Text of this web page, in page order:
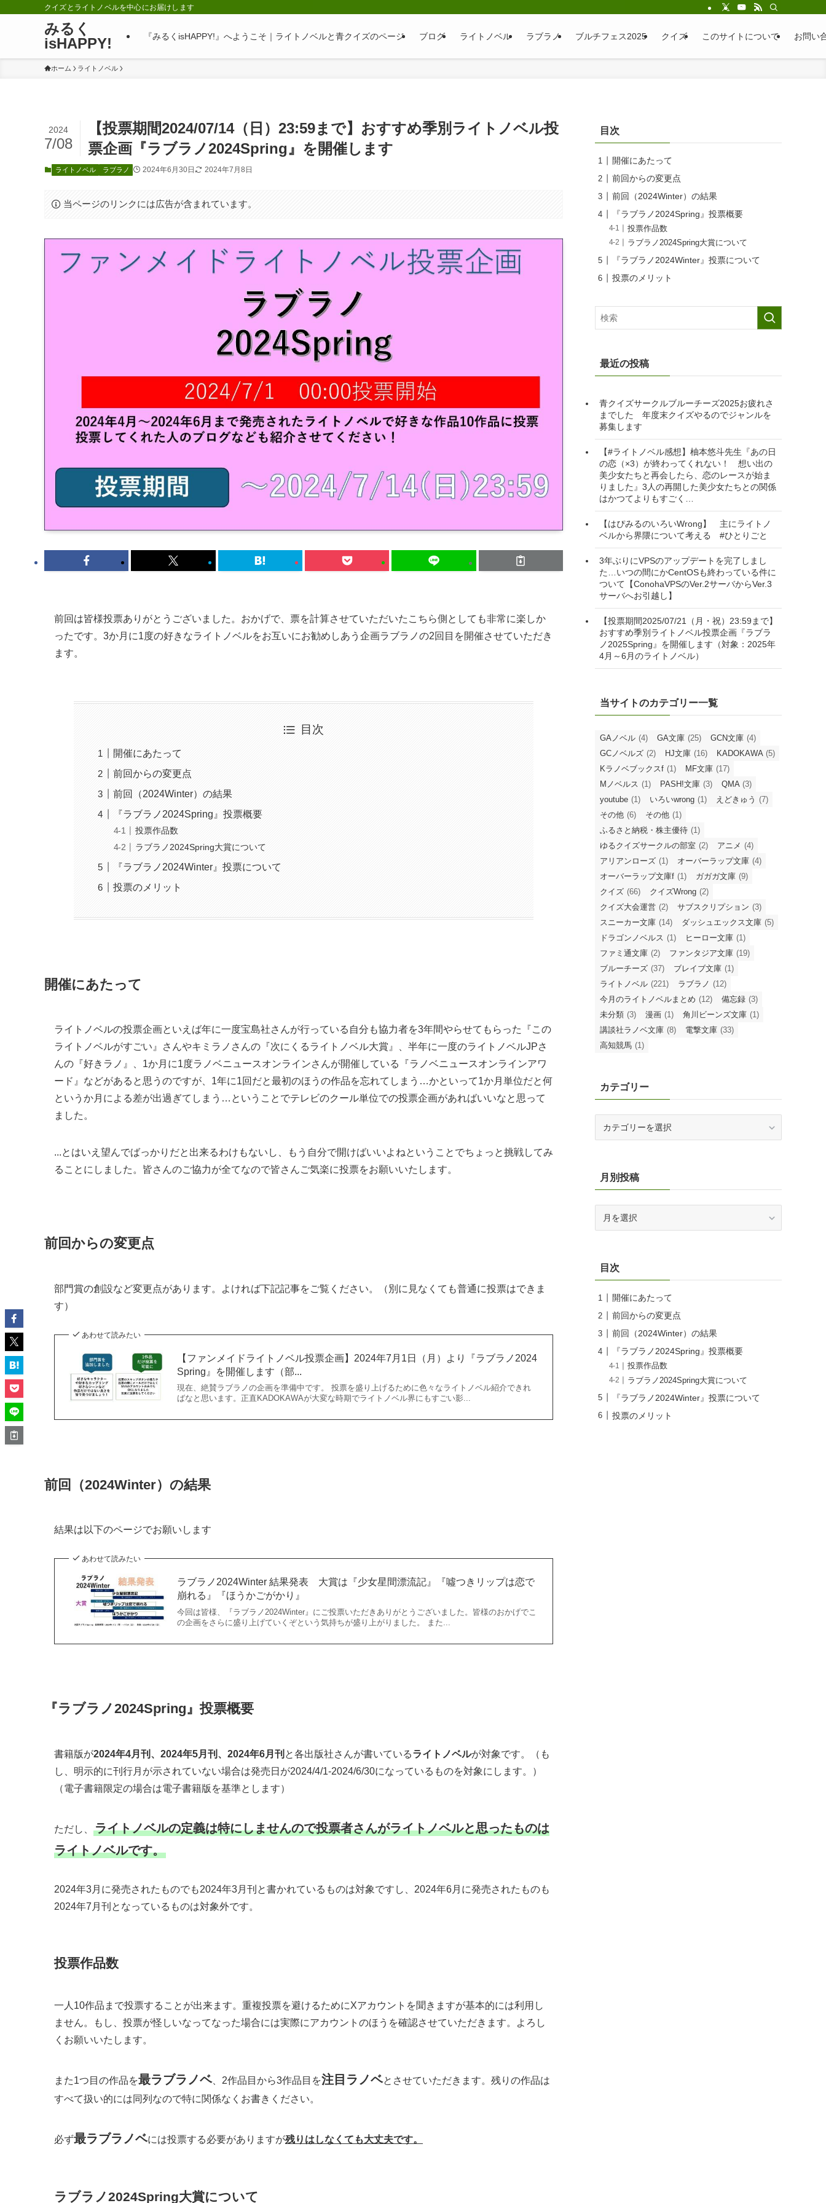
クイズとライトノベルを中心にお届けします
みるく
isHAPPY!
『みるくisHAPPY!』へようこそ｜ライトノベルと青クイズのページ ブログ ライトノベル ラブラノ ブルチフェス2025 クイズ このサイトについて お問い
ホーム ライトノベル
【投票期間2024/07/14（日）23:59まで】おすすめ季別ライトノベル投
票企画『ラブラノ2024Spring』を開催します
2024
7/08
ライトノベル ラブラノ 2024年6月30日 2024年7月8日
当ページのリンクには広告が含まれています。
前回は皆様投票ありがとうございました。おかげで、票を計算させていただいたこちら側としても非常に楽しか
ったです。3か月に1度の好きなライトノベルをお互いにお勧めしあう企画ラブラノの2回目を開催させていただき
ます。
目次
開催にあたって
前回からの変更点
前回（2024Winter）の結果
『ラブラノ2024Spring』投票概要
投票作品数
ラブラノ2024Spring大賞について
『ラブラノ2024Winter』投票について
投票のメリット
開催にあたって
ライトノベルの投票企画といえば年に一度宝島社さんが行っている自分も協力者を3年間やらせてもらった『この
ライトノベルがすごい』さんやキミラノさんの『次にくるライトノベル大賞』、半年に一度のライトノベルJPさ
んの『好きラノ』、1か月に1度ラノベニュースオンラインさんが開催している『ラノベニュースオンラインアワ
ード』などがあると思うのですが、1年に1回だと最初のほうの作品を忘れてしまう…かといって1か月単位だと何
というか月による差が出過ぎてしまう…ということでテレビのクール単位での投票企画があればいいなと思って
ました。
...とはいえ望んでばっかりだと出来るわけもないし、もう自分で開けばいいよねということでちょっと挑戦してみ
ることにしました。皆さんのご協力が全てなので皆さんご気楽に投票をお願いいたします。
前回からの変更点
部門賞の創設など変更点があります。よければ下記記事をご覧ください。（別に見なくても普通に投票はできま
す）
あわせて読みたい
【ファンメイドライトノベル投票企画】2024年7月1日（月）より『ラブラノ2024
Spring』を開催します（部...
現在、絶賛ラブラノの企画を準備中です。 投票を盛り上げるために色々なライトノベル紹介できれ
ばなと思います。正直KADOKAWAが大変な時期でライトノベル界にもすごい影...
前回（2024Winter）の結果
結果は以下のページでお願いします
あわせて読みたい
ラブラノ2024Winter 結果発表 大賞は『少女星間漂流記』『噓つきリップは恋で
崩れる』『ほうかごがかり』
今回は皆様、『ラブラノ2024Winter』にご投票いただきありがとうございました。皆様のおかげでこ
の企画をさらに盛り上げていくぞという気持ちが盛り上がりました。 また...
『ラブラノ2024Spring』投票概要
書籍版が2024年4月刊、2024年5月刊、2024年6月刊 と各出版社さんが書いているライトノベルが対象です。（も
し、明示的に刊行月が示されていない場合は発売日が2024/4/1-2024/6/30になっているものを対象にします。）
（電子書籍限定の場合は電子書籍版を基準とします）
ただし、
ライトノベルの定義は特にしませんので投票者さんがライトノベルと思ったものは
ライトノベルです。
2024年3月に発売されたものでも2024年3月刊と書かれているものは対象ですし、2024年6月に発売されたものも
2024年7月刊となっているものは対象外です。
投票作品数
一人10作品まで投票することが出来ます。重複投票を避けるためにXアカウントを聞きますが基本的には利用し
ません。もし、投票が怪しいなってなった場合には実際にアカウントのほうを確認させていただきます。よろし
くお願いいたします。
また1つ目の作品を最ラブラノベ、2作品目から3作品目を注目ラノベとさせていただきます。残りの作品は
すべて扱い的には同列なので特に関係なくお書きください。
必ず最ラブラノベには投票する必要がありますが残りはしなくても大丈夫です。
ラブラノ2024Spring大賞について
目次
開催にあたって
前回からの変更点
前回（2024Winter）の結果
『ラブラノ2024Spring』投票概要
投票作品数
ラブラノ2024Spring大賞について
『ラブラノ2024Winter』投票について
投票のメリット
最近の投稿
青クイズサークルブルーチーズ2025お疲れさ
までした 年度末クイズやるのでジャンルを
募集します
【#ライトノベル感想】柚本悠斗先生『あの日
の恋（×3）が終わってくれない！ 想い出の
美少女たちと再会したら、恋のレースが始ま
りました』3人の再開した美少女たちとの関係
はかつてよりもすごく…
【はぴみるのいろいWrong】 主にライトノ
ベルから界隈について考える #ひとりごと
3年ぶりにVPSのアップデートを完了しまし
た…いつの間にかCentOSも終わっている件に
ついて【ConohaVPSのVer.2サーバからVer.3
サーバへお引越し】
【投票期間2025/07/21（月・祝）23:59まで】
おすすめ季別ライトノベル投票企画『ラブラ
ノ2025Spring』を開催します（対象：2025年
4月～6月のライトノベル）
当サイトのカテゴリー一覧
GAノベル (4) GA文庫 (25) GCN文庫 (4)
GCノベルズ (2) HJ文庫 (16) KADOKAWA (5)
Kラノベブックスf (1) MF文庫 (17)
Mノベルス (1) PASH!文庫 (3) QMA (3)
youtube (1) いろいwrong (1) えどきゅう (7)
その他 (6) その他 (1)
ふるさと納税・株主優待 (1)
ゆるクイズサークルの部室 (2) アニメ (4)
アリアンローズ (1) オーバーラップ文庫 (4)
オーバーラップ文庫f (1) ガガガ文庫 (9)
クイズ (66) クイズWrong (2)
クイズ大会運営 (2) サブスクリプション (3)
スニーカー文庫 (14) ダッシュエックス文庫 (5)
ドラゴンノベルス (1) ヒーロー文庫 (1)
ファミ通文庫 (2) ファンタジア文庫 (19)
ブルーチーズ (37) ブレイブ文庫 (1)
ライトノベル (221) ラブラノ (12)
今月のライトノベルまとめ (12) 備忘録 (3)
未分類 (3) 漫画 (1) 角川ビーンズ文庫 (1)
講談社ラノベ文庫 (8) 電撃文庫 (33)
高知競馬 (1)
カテゴリー
ー月別投稿
目次
開催にあたって
前回からの変更点
前回（2024Winter）の結果
『ラブラノ2024Spring』投票概要
投票作品数
ラブラノ2024Spring大賞について
『ラブラノ2024Winter』投票について
投票のメリット